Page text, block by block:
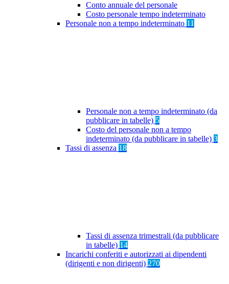
Conto annuale del personale
Costo personale tempo indeterminato
Personale non a tempo indeterminato 11
Personale non a tempo indeterminato (da
pubblicare in tabelle) 5
Costo del personale non a tempo
indeterminato (da pubblicare in tabelle) 3
Tassi di assenza 18
Tassi di assenza trimestrali (da pubblicare
in tabelle) 14
Incarichi conferiti e autorizzati ai dipendenti
(dirigenti e non dirigenti) 270